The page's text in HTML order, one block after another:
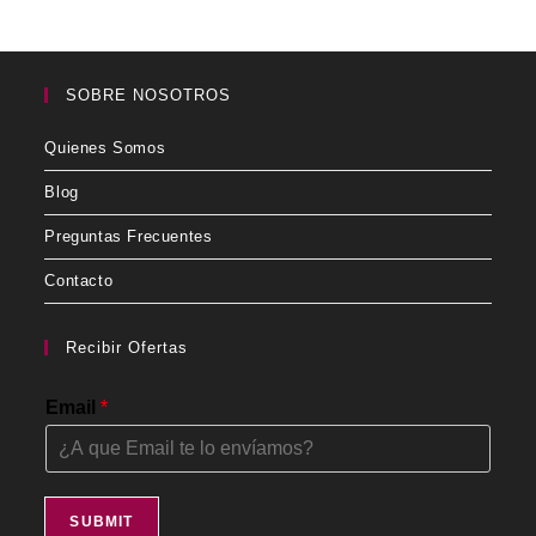
SOBRE NOSOTROS
Quienes Somos
Blog
Preguntas Frecuentes
Contacto
Recibir Ofertas
Email*
SUBMIT